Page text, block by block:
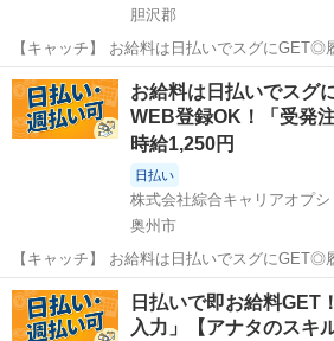
胆沢郡
【キャッチ】 お給料は日払いでスグにGET◎
OK！「経理・財務事務」高時給1350円！六
タッフが多数活躍中★ 【コメント】 製造のお仕事をお探しにおススメ
♪ 「未経験でも出...
岩手 胆沢郡 一般事務
お給料は日払いでスグ
WEB登録OK！「受発
時給1,250円
日払い
株式会社綜合キャリアオプシ
奥州市
【キャッチ】 お給料は日払いでスグにGET◎
OK！「受発注/書類作成/電話受付データ入力
刺周辺！20代～40代のスタッフが多数活躍中★ 【コメント】 製造の
お仕事をお探しの方...
岩手 奥州市 一般事務
日払いで即お給料GET
入力」【アナタのスキ